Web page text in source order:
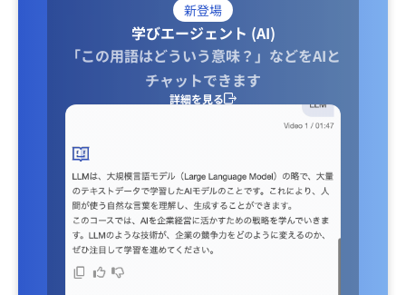
新登場
学びエージェント (AI)
「この用語はどういう意味？」などをAIと
チャットできます
詳細を見る